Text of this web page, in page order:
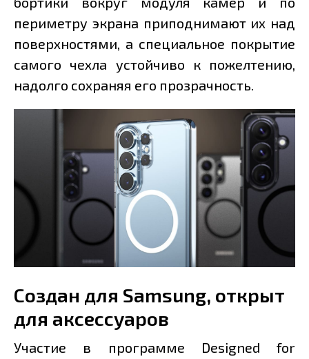
периметру экрана приподнимают их над
поверхностями, а специальное покрытие
самого чехла устойчиво к пожелтению,
надолго сохраняя его прозрачность.
Создан для Samsung, открыт
для аксессуаров
Участие в программе Designed for